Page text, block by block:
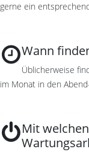
gerne ein
Wann
Üblicherweise
im Monat in den
Mit